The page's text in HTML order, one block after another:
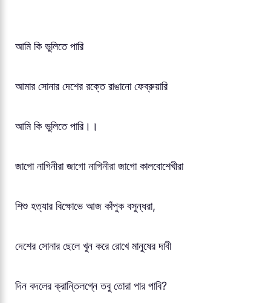
আমি কি ভুলিতে পারি
আমার সোনার দেশের রক্তে রাঙানো ফেব্রুয়ারি
আমি কি ভুলিতে পারি।।
জাগো নাগিনীরা জাগো নাগিনীরা জাগো কালবোশেখীরা
শিশু হত্যার বিক্ষোভে আজ কাঁপুক বসুন্ধরা,
দেশের সোনার ছেলে খুন করে রোখে মানুষের দাবী
দিন বদলের ক্রান্তিলগ্নে তবু তোরা পার পাবি?